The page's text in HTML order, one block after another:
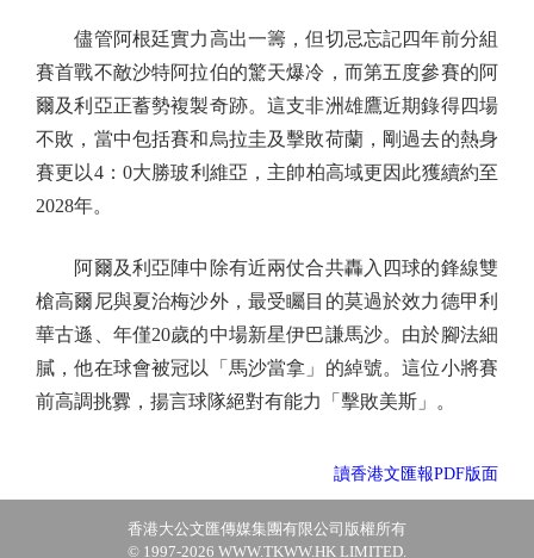
儘管阿根廷實力高出一籌，但切忌忘記四年前分組
賽首戰不敵沙特阿拉伯的驚天爆冷，而第五度參賽的阿
爾及利亞正蓄勢複製奇跡。這支非洲雄鷹近期錄得四場
不敗，當中包括賽和烏拉圭及擊敗荷蘭，剛過去的熱身
賽更以4：0大勝玻利維亞，主帥柏高域更因此獲續約至
2028年。
阿爾及利亞陣中除有近兩仗合共轟入四球的鋒線雙
槍高爾尼與夏治梅沙外，最受矚目的莫過於效力德甲利
華古遜、年僅20歲的中場新星伊巴謙馬沙。由於腳法細
膩，他在球會被冠以「馬沙當拿」的綽號。這位小將賽
前高調挑釁，揚言球隊絕對有能力「擊敗美斯」。
讀香港文匯報PDF版面
香港大公文匯傳媒集團有限公司版權所有
© 1997-2026 WWW.TKWW.HK LIMITED.